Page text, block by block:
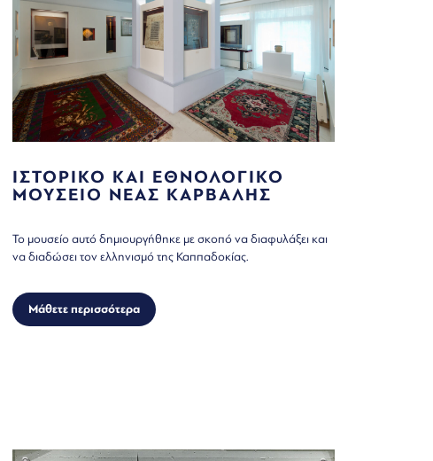
ΙΣΤΟΡΙΚΟ ΚΑΙ ΕΘΝΟΛΟΓΙΚΟ
ΜΟΥΣΕΙΟ ΝΕΑΣ ΚΑΡΒΑΛΗΣ
Το μουσείο αυτό δημιουργήθηκε με σκοπό να διαφυλάξει και
να διαδώσει τον ελληνισμό της Καππαδοκίας.
Μάθετε περισσότερα